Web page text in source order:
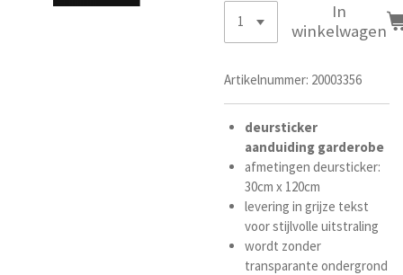
In
winkelwagen
Artikelnummer: 20003356
deursticker
aanduiding garderobe
afmetingen deursticker:
30cm x 120cm
levering in grijze tekst
voor stijlvolle uitstraling
wordt zonder
transparante ondergrond